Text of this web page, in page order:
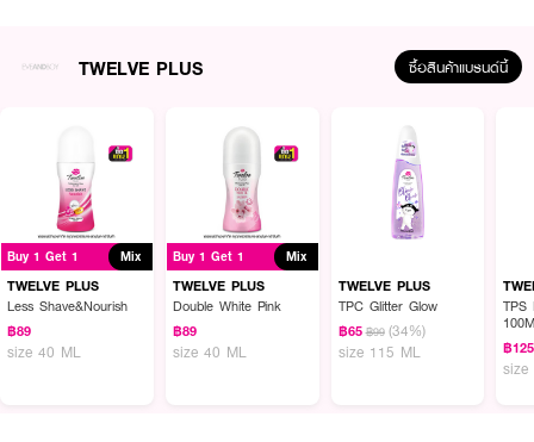
TWELVE PLUS ซื้อสินค้าแบรนด์นี้
Buy 1 Get 1 Mix
TWELVE PLUS
Less Shave&Nourish
฿89
size 40 ML
Buy 1 Get 1 Mix
TWELVE PLUS
Double White Pink
฿89
size 40 ML
TWELVE PLUS
TPC Glitter Glow
฿65 ฿99 (34%)
size 115 ML
TPS
฿125
size